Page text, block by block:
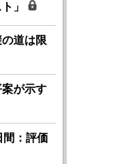
」
道は限
が示す
間：評価